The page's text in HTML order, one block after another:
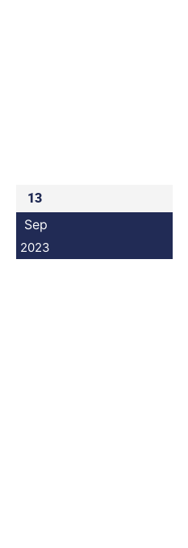
13
Sep
2023